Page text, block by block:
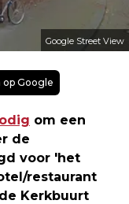
Google Street View
op Google
om een
de
voor 'het
restaurant
Kerkbuurt